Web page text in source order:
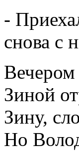
-
снова с
Зиной
Зину,
Но